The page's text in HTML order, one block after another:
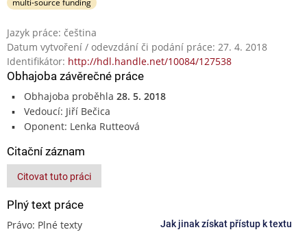
Jazyk práce: čeština
Datum vytvoření / odevzdání či podání práce: 27. 4. 2018
Identifikátor: http://hdl.handle.net/10084/127538
Obhajoba závěrečné práce
Obhajoba proběhla 28. 5. 2018
Vedoucí: Jiří Bečica
Oponent: Lenka Rutteová
Citační záznam
Citovat tuto práci
Plný text práce
Právo: Plné texty
Jak jinak získat přístup k textu